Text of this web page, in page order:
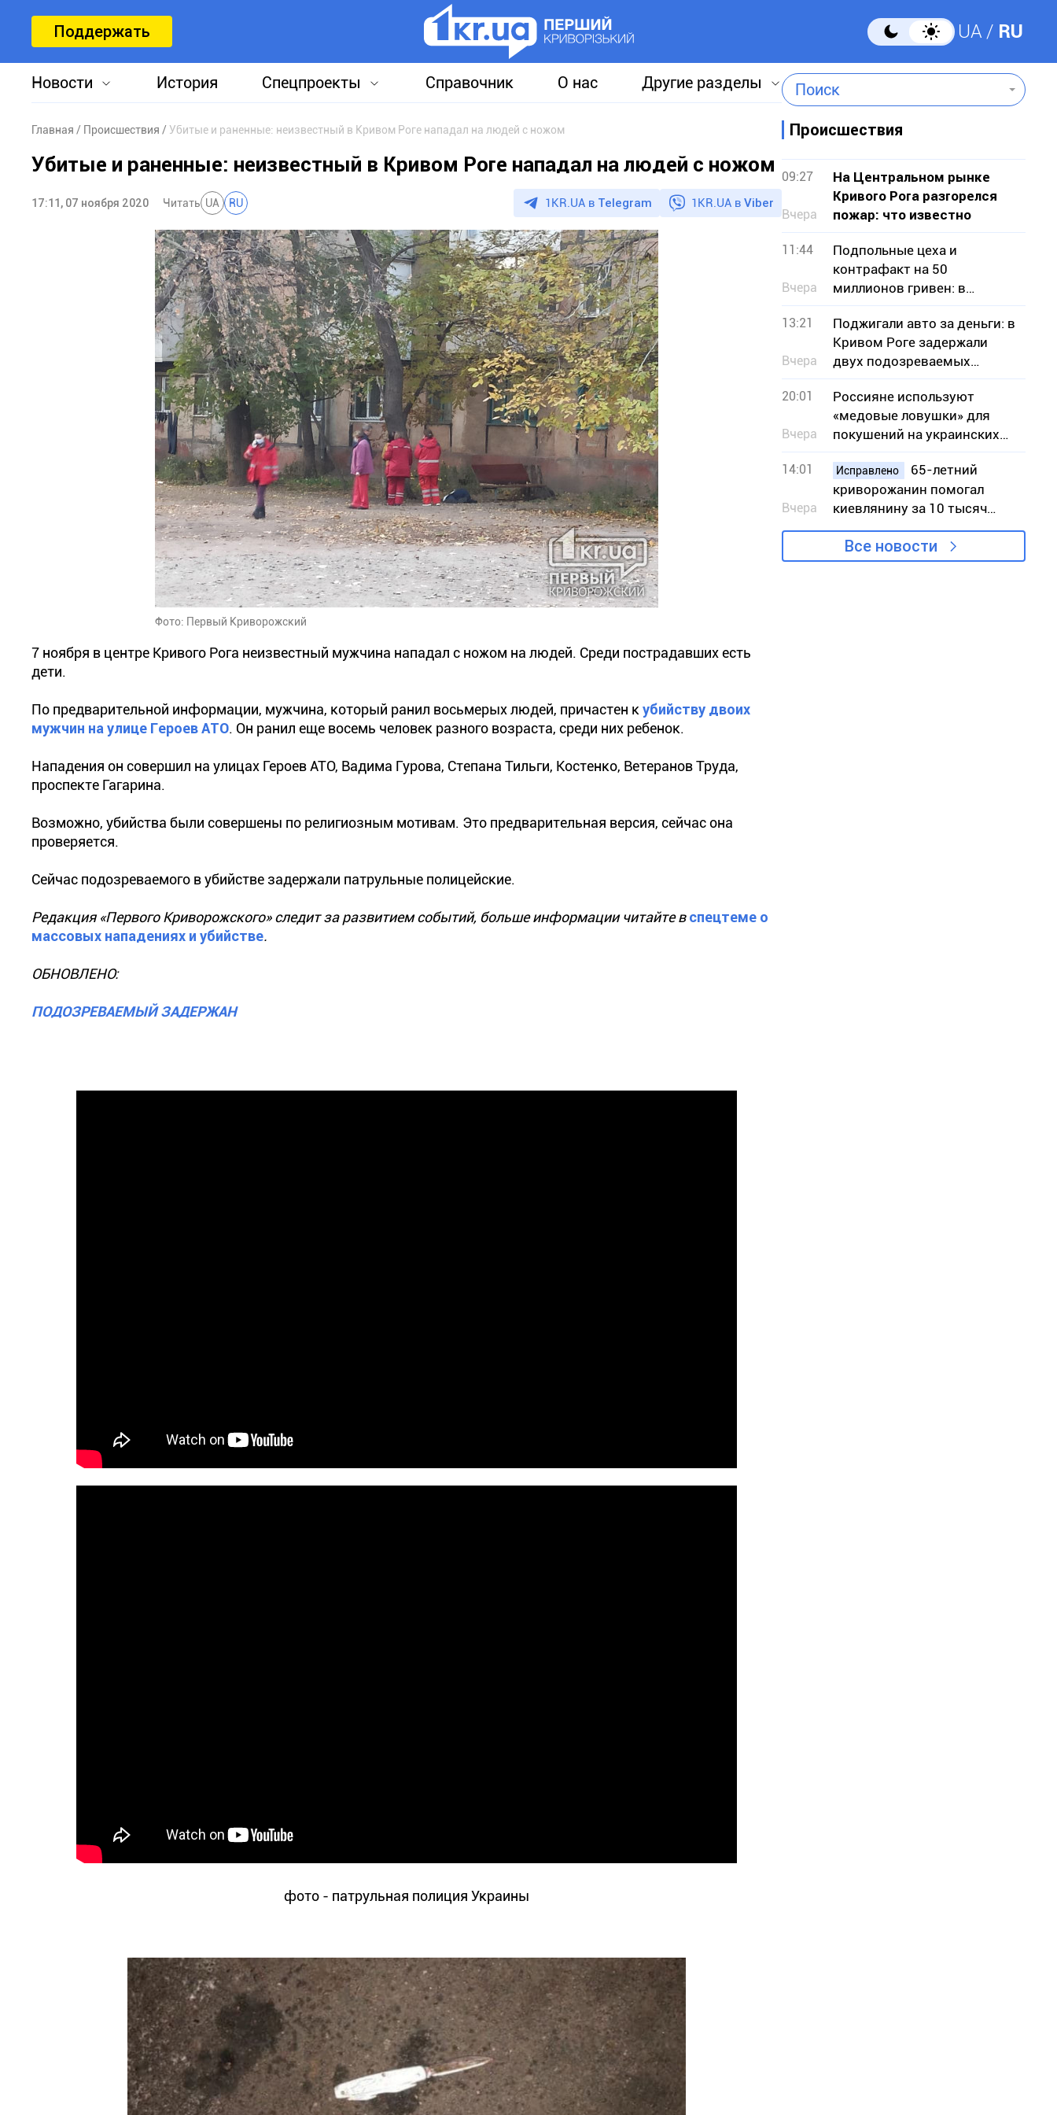
Поддержать UA RU
Новости История Спецпроекты Справочник О нас Другие разделы Поиск
Главная Происшествия Убитые и раненные: неизвестный в Кривом Роге нападал на людей с ножом
Убитые и раненные: неизвестный в Кривом Роге нападал на людей с ножом
17:11, 07 ноября 2020 Читать UA RU 1KR.UA в Telegram 1KR.UA в Viber
Фото: Первый Криворожский
7 ноября в центре Кривого Рога неизвестный мужчина нападал с ножом на людей. Среди пострадавших есть
дети.
По предварительной информации, мужчина, который ранил восьмерых людей, причастен к убийству двоих
мужчин на улице Героев АТО. Он ранил еще восемь человек разного возраста, среди них ребенок.
Нападения он совершил на улицах Героев АТО, Вадима Гурова, Степана Тильги, Костенко, Ветеранов Труда,
проспекте Гагарина.
Возможно, убийства были совершены по религиозным мотивам. Это предварительная версия, сейчас она
проверяется.
Сейчас подозреваемого в убийстве задержали патрульные полицейские.
Редакция «Первого Криворожского» следит за развитием событий, больше информации читайте вспецтеме о
массовых нападениях и убийстве.
ОБНОВЛЕНО:
ПОДОЗРЕВАЕМЫЙ ЗАДЕРЖАН
фото - патрульная полиция Украины
Происшествия
09:27
Вчера
На Центральном рынке
Кривого Рога разгорелся
пожар: что известно
11:44
Вчера
Подпольные цеха и
контрафакт на 50
миллионов гривен: в
Кривом Роге будут судить
13 человек
13:21
Вчера
Поджигали авто за деньги: в
Кривом Роге задержали
двух подозреваемых
исполнительниц
20:01
Вчера
Россияне используют
«медовые ловушки» для
покушений на украинских
военных — СБУ
14:01
Вчера
Исправлено
65-летний
криворожанин помогал
киевлянину за 10 тысяч
долларов незаконно
попасть в Словакию
Все новости